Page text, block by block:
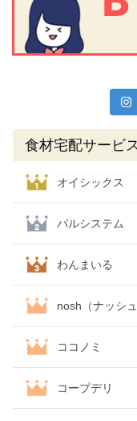
食材宅配サービ
オイシックス
パルシステム
わんまいる
nosh（ナッシュ
ココノミ
コープデリ